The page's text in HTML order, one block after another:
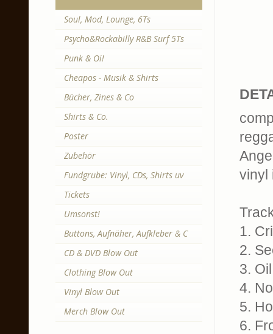
vinyl
1.
2.
3.
4.
5.
6.
Soul, Mod, Lounge, 6Ts
Psycho&Rockabilly R&B Surf 5Ts
Punk & Oi!
Cheapos - Musik & Shirts
Bücher, Zines & Co
Shirts & Co.
Poster
Zubehör
Fundgrube: Vinyl, CDs, Shirts uv
Tickets
Umsonst!
Buttons, Aufnäher, Aufkleber & C
CD & DVD Blow Out
Clothing Blow Out
Vinyl Blow Out
Merch Blow Out